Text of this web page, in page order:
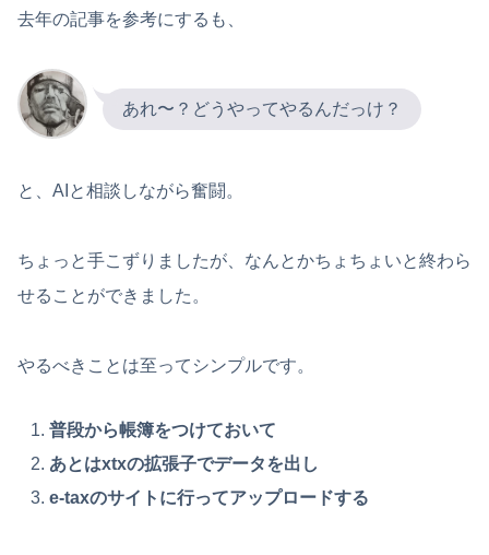
去年の記事を参考にするも、
あれ〜？どうやってやるんだっけ？
と、AIと相談しながら奮闘。
ちょっと手こずりましたが、なんとかちょちょいと終わら
せることができました。
やるべきことは至ってシンプルです。
普段から帳簿をつけておいて
あとはxtxの拡張子でデータを出し
e-taxのサイトに行ってアップロードする